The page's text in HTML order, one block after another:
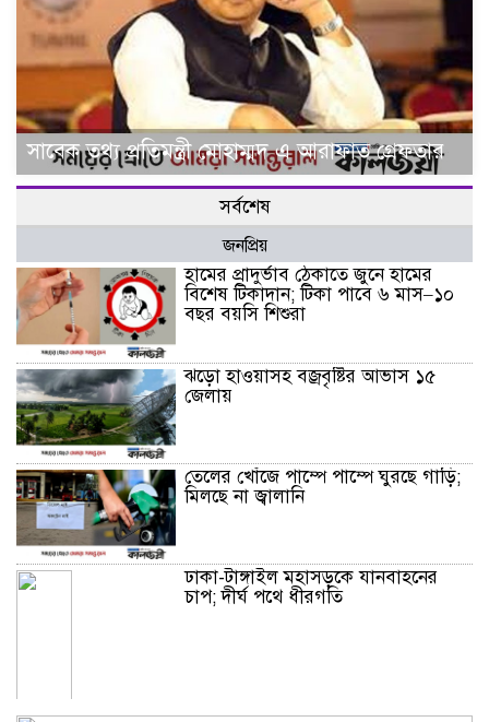
সাবেক তথ্য প্রতিমন্ত্রী মোহাম্মদ এ আরাফাত গ্রেফতার
সর্বশেষ
জনপ্রিয়
হামের প্রাদুর্ভাব ঠেকাতে জুনে হামের
বিশেষ টিকাদান; টিকা পাবে ৬ মাস–১০
বছর বয়সি শিশুরা
ঝড়ো হাওয়াসহ বজ্রবৃষ্টির আভাস ১৫
জেলায়
তেলের খোঁজে পাম্পে পাম্পে ঘুরছে গাড়ি;
মিলছে না জ্বালানি
ঢাকা-টাঙ্গাইল মহাসড়কে যানবাহনের
চাপ; দীর্ঘ পথে ধীরগতি